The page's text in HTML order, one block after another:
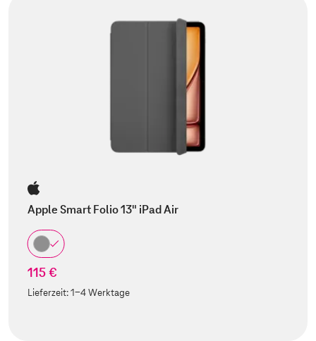
Apple Smart Folio 13" iPad Air
115 €
Lieferzeit:1-4 Werktage